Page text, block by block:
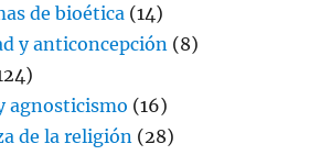
de bioética (14)
y anticoncepción (8)
agnosticismo (16)
de la religión (28)